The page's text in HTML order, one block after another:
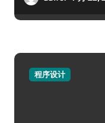
程序设计